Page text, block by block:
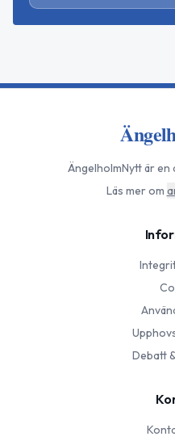
ÄngelholmNyttär en
Läs mer om
Debatt